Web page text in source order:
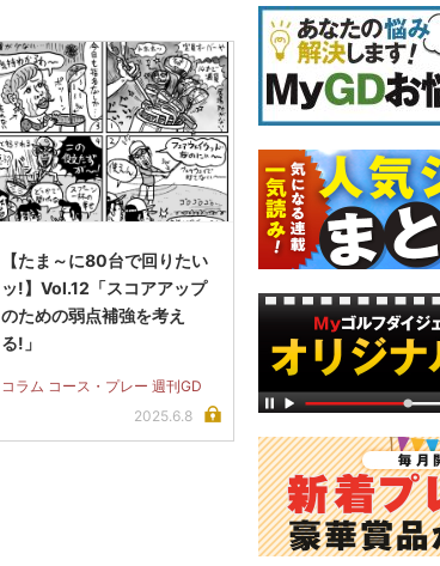
【たま～に80台で回りたい
ッ!】Vol.12「スコアアップ
のための弱点補強を考え
る!」
コラム コース・プレー 週刊GD
2025.6.8